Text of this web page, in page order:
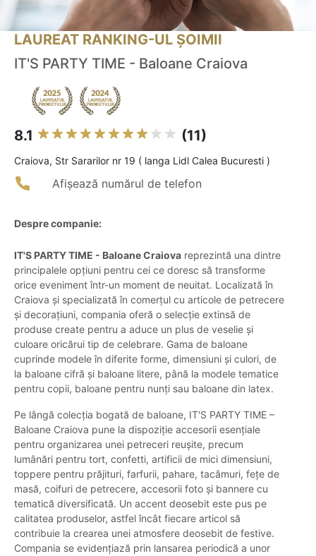
LAUREAT RANKING-UL ȘOIMII
IT'S PARTY TIME - Baloane Craiova
8.1 (11)
Craiova, Str Sararilor nr 19 ( langa Lidl Calea Bucuresti )
Afișează numărul de telefon
Despre companie:
IT'S PARTY TIME - Baloane Craiova reprezintă una dintre
principalele opțiuni pentru cei ce doresc să transforme
orice eveniment într-un moment de neuitat. Localizată în
Craiova și specializată în comerțul cu articole de petrecere
și decorațiuni, compania oferă o selecție extinsă de
produse create pentru a aduce un plus de veselie și
culoare oricărui tip de celebrare. Gama de baloane
cuprinde modele în diferite forme, dimensiuni și culori, de
la baloane cifră și baloane litere, până la modele tematice
pentru copii, baloane pentru nunți sau baloane din latex.
Pe lângă colecția bogată de baloane, IT'S PARTY TIME –
Baloane Craiova pune la dispoziție accesorii esențiale
pentru organizarea unei petreceri reușite, precum
lumânări pentru tort, confetti, artificii de mici dimensiuni,
toppere pentru prăjituri, farfurii, pahare, tacâmuri, fețe de
masă, coifuri de petrecere, accesorii foto și bannere cu
tematică diversificată. Un accent deosebit este pus pe
calitatea produselor, astfel încât fiecare articol să
contribuie la crearea unei atmosfere deosebit de festive.
Compania se evidențiază prin lansarea periodică a unor